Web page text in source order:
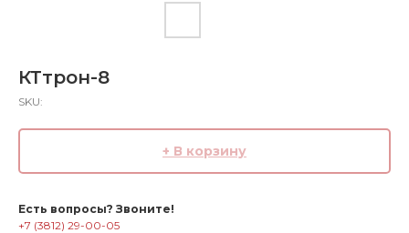
КТтрон-8
SKU:
+ В корзину
Есть вопросы? Звоните!
+7 (3812) 29-00-05